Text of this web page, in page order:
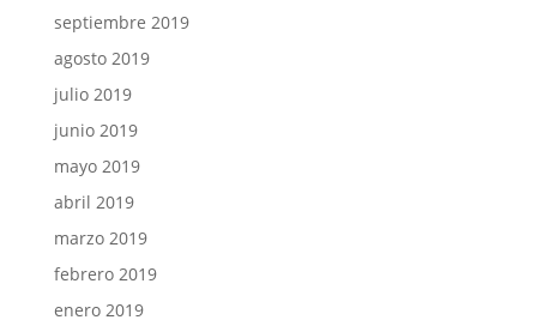
septiembre 2019
agosto 2019
julio 2019
junio 2019
mayo 2019
abril 2019
marzo 2019
febrero 2019
enero 2019